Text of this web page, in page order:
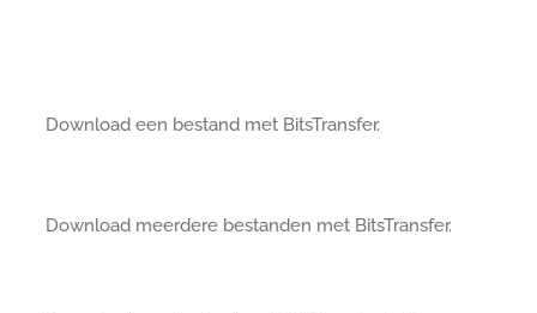
Download een bestand met BitsTransfer.
Download meerdere bestanden met BitsTransfer.